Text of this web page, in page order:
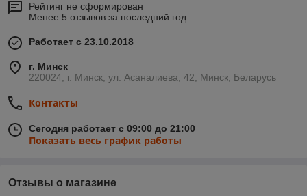
Рейтинг не сформирован
Менее 5 отзывов за последний год
Работает с 23.10.2018
г. Минск
220024, г. Минск, ул. Асаналиева, 42, Минск, Беларусь
Контакты
Сегодня работает с 09:00 до 21:00
Показать весь график работы
Отзывы о магазине